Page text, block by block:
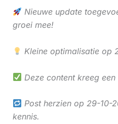
Nieuwe update
groei mee!
Kleine optimalisatie op
Deze content kreeg
Post herzien op 29-10-
kennis.